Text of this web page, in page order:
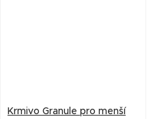
Krmivo Granule pro menší